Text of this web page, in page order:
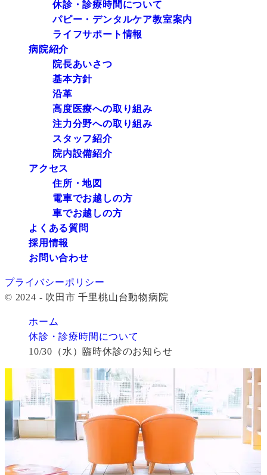
休診・診療時間について
パピー・デンタルケア教室案内
ライフサポート情報
病院紹介
院長あいさつ
基本方針
沿革
高度医療への取り組み
注力分野への取り組み
スタッフ紹介
院内設備紹介
アクセス
住所・地図
電車でお越しの方
車でお越しの方
よくある質問
採用情報
お問い合わせ
プライバシーポリシー
© 2024 - 吹田市 千里桃山台動物病院
ホーム
休診・診療時間について
10/30（水）臨時休診のお知らせ